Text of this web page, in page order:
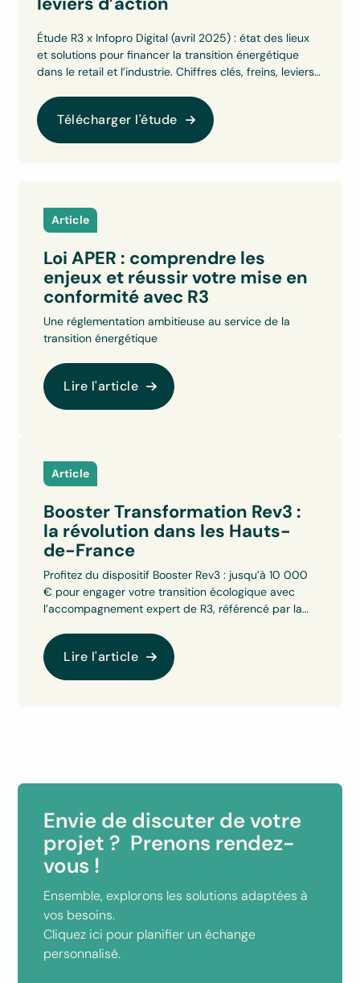
Article
Loi APER : comprendre les
enjeux et réussir votre mise en
conformité avec R3
Une réglementation ambitieuse au service de la
transition énergétique
Lire l'article
Article
Booster Transformation Rev3 :
la révolution dans les Hauts-
de-France
Profitez du dispositif Booster Rev3 : jusqu’à 10 000
€ pour engager votre transition écologique avec
l’accompagnement expert de R3, référencé par la
Lire l'article
Étude R3 x Infopro Digital (avril 2025) : état des lieux
et solutions pour financer la transition énergétique
dans le retail et l’industrie. Chiffres clés, freins, leviers
Télécharger l'étude
Envie de discuter de votre
projet ? Prenons rendez-
vous !
Ensemble, explorons les solutions adaptées à
vos besoins.
Cliquez ici pour planifier un échange
personnalisé.